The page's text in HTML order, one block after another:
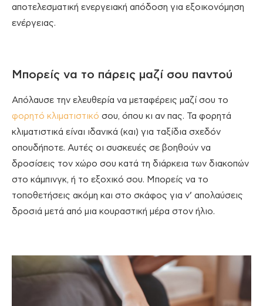
αποτελεσματική ενεργειακή απόδοση για εξοικονόμηση
ενέργειας.
Μπορείς να το πάρεις μαζί σου παντού
Απόλαυσε την ελευθερία να μεταφέρεις μαζί σου το
φορητό κλιματιστικό σου, όπου κι αν πας. Τα φορητά
κλιματιστικά είναι ιδανικά (και) για ταξίδια σχεδόν
οπουδήποτε. Αυτές οι συσκευές σε βοηθούν να
δροσίσεις τον χώρο σου κατά τη διάρκεια των διακοπών
στο κάμπινγκ, ή το εξοχικό σου. Μπορείς να το
τοποθετήσεις ακόμη και στο σκάφος για ν’ απολαύσεις
δροσιά μετά από μια κουραστική μέρα στον ήλιο.